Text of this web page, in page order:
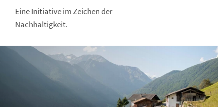
Eine Initiative im Zeichen der
Nachhaltigkeit.